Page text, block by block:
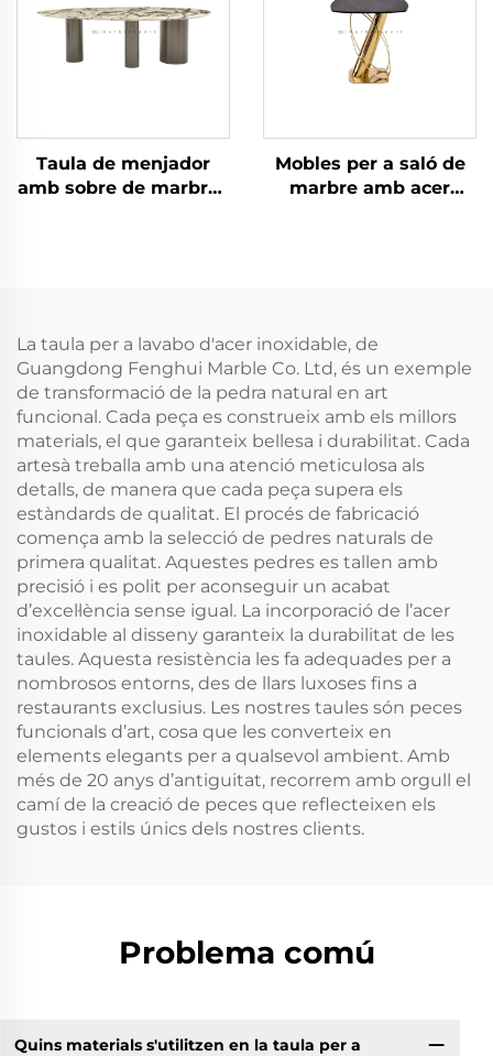
Taula de menjador
amb sobre de marbre i
Mobles per a saló de
marbre amb acer
La taula per a lavabo d'acer inoxidable, de
Guangdong Fenghui Marble Co. Ltd, és un exemple
de transformació de la pedra natural en art
funcional. Cada peça es construeix amb els millors
materials, el que garanteix bellesa i durabilitat. Cada
artesà treballa amb una atenció meticulosa als
detalls, de manera que cada peça supera els
estàndards de qualitat. El procés de fabricació
comença amb la selecció de pedres naturals de
primera qualitat. Aquestes pedres es tallen amb
precisió i es polit per aconseguir un acabat
d’excel·lència sense igual. La incorporació de l’acer
inoxidable al disseny garanteix la durabilitat de les
taules. Aquesta resistència les fa adequades per a
nombrosos entorns, des de llars luxoses fins a
restaurants exclusius. Les nostres taules són peces
funcionals d’art, cosa que les converteix en
elements elegants per a qualsevol ambient. Amb
més de 20 anys d’antiguitat, recorrem amb orgull el
camí de la creació de peces que reflecteixen els
gustos i estils únics dels nostres clients.
Problema comú
Quins materials s'utilitzen en la taula per a